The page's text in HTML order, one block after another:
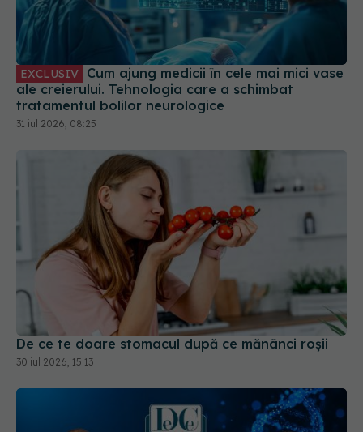
EXCLUSIV
ale creierului. Tehnologia care a schimbat
tratamentul bolilor neurologice
31 iul 2026, 08:25
De ce te doare stomacul după ce mănânci roșii
30 iul 2026, 15:13